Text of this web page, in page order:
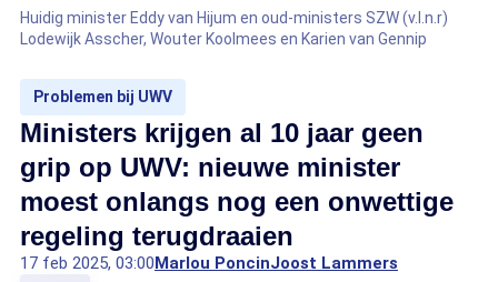
Huidig minister Eddy van Hijum en oud-ministers SZW (v.l.n.r)
Lodewijk Asscher, Wouter Koolmees en Karien van Gennip
Problemen bij UWV
Ministers krijgen al 10 jaar geen
grip op UWV: nieuwe minister
moest onlangs nog een onwettige
regeling terugdraaien
17 feb 2025, 03:00Marlou PoncinJoost Lammers